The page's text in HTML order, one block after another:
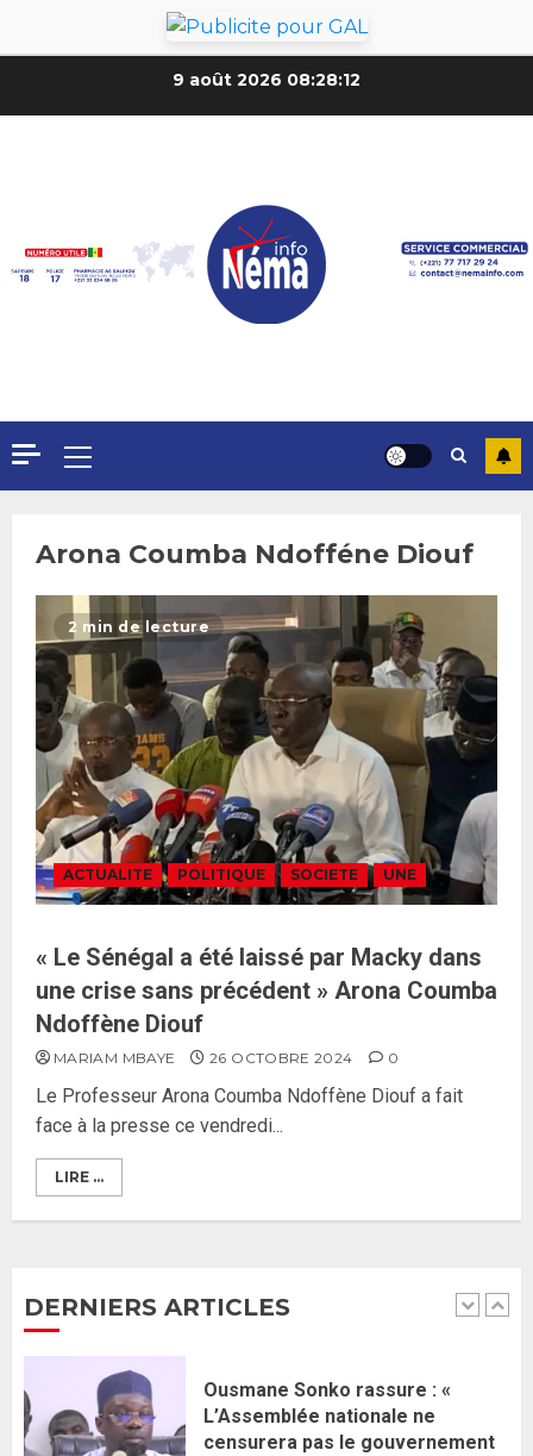
9 août 2026 08:28:14
Arona Coumba Ndofféne Diouf
2 min de lecture
ACTUALITE POLITIQUE SOCIETE UNE
« Le Sénégal a été laissé par Macky dans
une crise sans précédent » Arona Coumba
Ndoffène Diouf
MARIAM MBAYE 26 OCTOBRE 2024 0
Le Professeur Arona Coumba Ndoffène Diouf a fait
face à la presse ce vendredi...
LIRE ...
DERNIERS ARTICLES
Formation du nouveau
gouvernement : PASTEF pose
garde ses responsables
26 MAI 2026 0
4
Réintégration de Sonko à
l’Assemblée nationale : Adji
Mergane Kanouté défend la
majorité parlementaire
26 MAI 2026
Guy Marius Sagna inquiet après la
nomination d’Al Aminou Lo : «
J’espère me tromper »
1
une équipe de mission de 30
membres
2 JUIN 2026
2
politique contre Pastef »
Formation du nouveau
gouvernement : PASTEF pose
ses lignes rouges et met en